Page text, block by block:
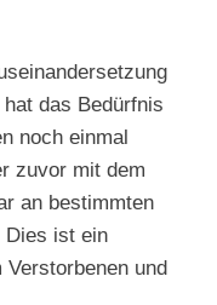
das Bedürfnis
noch einmal
zuvor mit dem
an bestimmten
Dies ist ein
und